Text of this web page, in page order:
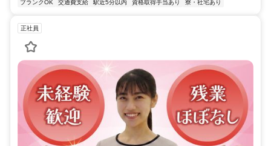
ブランクOK
交通費支給 駅近5分以内 資格取得手当あり 寮・社宅あり
正社員